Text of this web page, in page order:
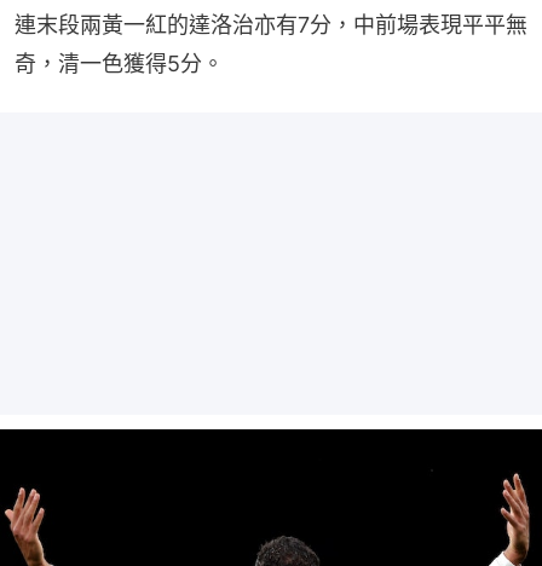
連末段兩黃一紅的達洛治亦有7分，中前場表現平平無
奇，清一色獲得5分。